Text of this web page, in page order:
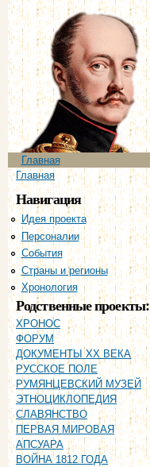
Главное меню
Главная
Вы здесь
Главная
Навигация
Идея проекта
Персоналии
События
Страны и регионы
Хронология
Родственные проекты:
ХРОНОС
ФОРУМ
ДОКУМЕНТЫ XX ВЕКА
РУССКОЕ ПОЛЕ
РУМЯНЦЕВСКИЙ МУЗЕЙ
ЭТНОЦИКЛОПЕДИЯ
СЛАВЯНСТВО
ПЕРВАЯ МИРОВАЯ
АПСУАРА
ВОЙНА 1812 ГОДА